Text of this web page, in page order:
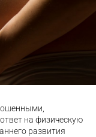
на физическую
развития